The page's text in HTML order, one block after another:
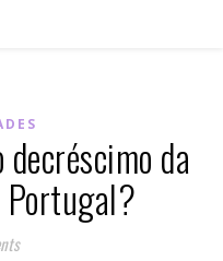
da
Portugal?